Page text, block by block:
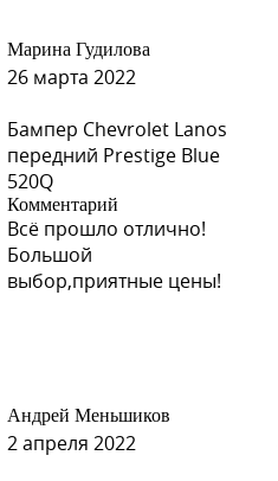
Марина Гудилова
26 марта 2022
Бампер Chevrolet Lanos
передний Prestige Blue
520Q
Комментарий
Всё прошло отлично!
Большой
выбор,приятные цены!
Андрей Меньшиков
2 апреля 2022